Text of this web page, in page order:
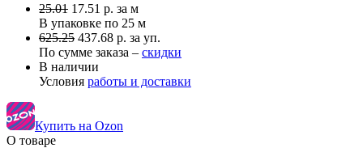
25.01 17.51 р. за м
В упаковке по 25 м
625.25 437.68 р. за уп.
По сумме заказа – скидки
В наличии
Условия работы и доставки
Купить на Ozon
О товаре